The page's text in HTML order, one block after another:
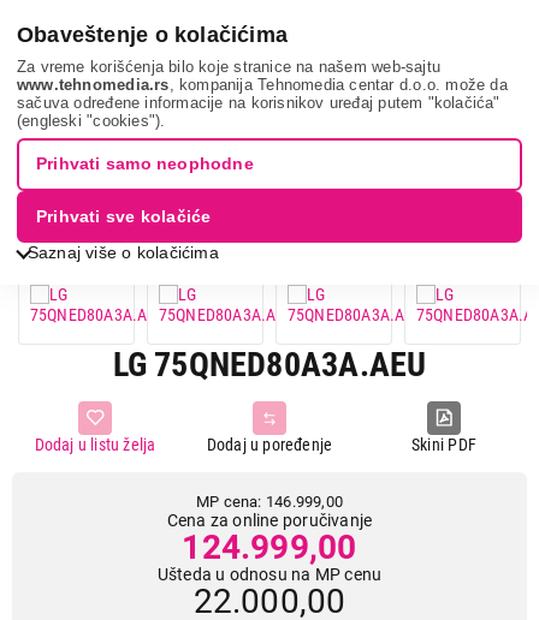
Obaveštenje o kolačićima
Za vreme korišćenja bilo koje stranice na našem web-sajtu
www.tehnomedia.rs , kompanija Tehnomedia centar d.o.o. može da
sačuva određene informacije na korisnikov uređaj putem "kolačića"
(engleski "cookies").
Saznaj više o kolačićima
Prihvati samo neophodne
Prihvati sve kolačiće
Tv, audio, video i foto Televizori 75 inča
Lg
75qned80a3a....
15% UŠTEDA.
LG 75QNED80A3A.AEU
Skini PDF
Dodaj u poređenje
Dodaj u listu želja
MP cena: 146.999,00
Cena za online poručivanje
124.999,00
Ušteda u odnosu na MP cenu
22.000,00